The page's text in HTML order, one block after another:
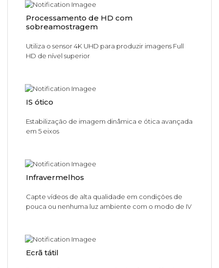
Processamento de HD com
sobreamostragem
Utiliza o sensor 4K UHD para produzir imagens Full
HD de nível superior
IS ótico
Estabilização de imagem dinâmica e ótica avançada
em 5 eixos
Infravermelhos
Capte vídeos de alta qualidade em condições de
pouca ou nenhuma luz ambiente com o modo de IV
Ecrã tátil